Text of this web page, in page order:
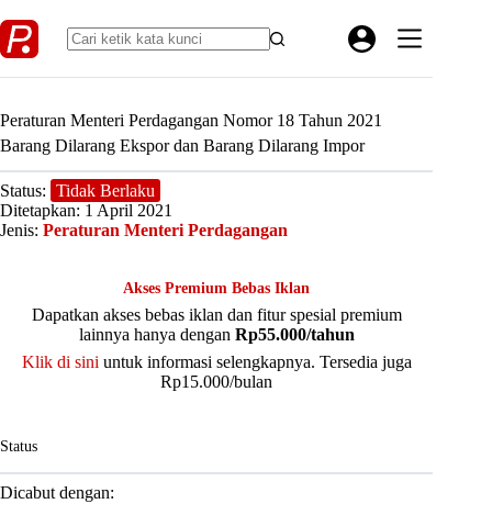
to
content
Peraturan Menteri Perdagangan Nomor 18 Tahun 2021
Barang Dilarang Ekspor dan Barang Dilarang Impor
Status: Tidak Berlaku
Ditetapkan: 1 April 2021
Jenis: Peraturan Menteri Perdagangan
Akses Premium Bebas Iklan
Dapatkan akses bebas iklan dan fitur spesial premium
lainnya hanya dengan Rp55.000/tahun
Klik di sini untuk informasi selengkapnya. Tersedia juga
Rp15.000/bulan
Status
Dicabut dengan: